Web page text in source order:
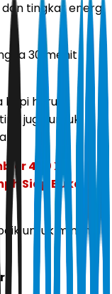
tingkat energi
30 menit
harus
juga untuk
400 X
Siap Buka
untuk minum